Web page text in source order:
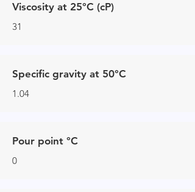
Viscosity at 25°C (cP)
31
Specific gravity at 50°C
1.04
Pour point °C
0